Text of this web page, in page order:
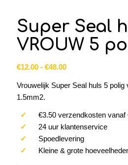
Super Seal
VROUW 5
€12.00 - €48.00Prijsklasse:
tot
Vrouwelijk Super Seal huls 5 polig
1.5mm2.
✓ €3.50 verzendkosten vanaf
✓ 24 uur klantenservice
✓ Spoedlevering
✓ Kleine & grote